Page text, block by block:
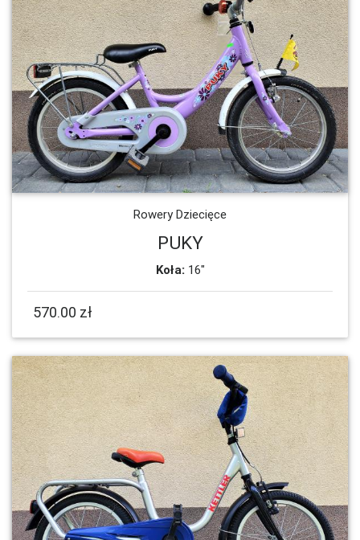
Rowery Dziecięce
PUKY
Koła: 16"
570.00 zł